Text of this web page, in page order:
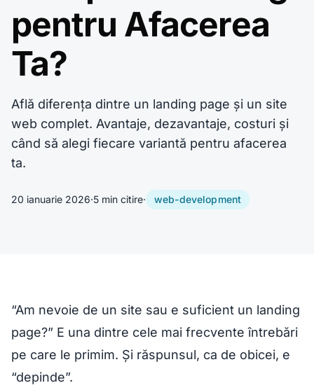
pentru Afacerea
Ta?
Află diferența dintre un landing page și un site
web complet. Avantaje, dezavantaje, costuri și
când să alegi fiecare variantă pentru afacerea
ta.
20 ianuarie 2026·5 min citire· web-development
“Am nevoie de un site sau e suficient un landing
page?” E una dintre cele mai frecvente întrebări
pe care le primim. Și răspunsul, ca de obicei, e
“depinde”.